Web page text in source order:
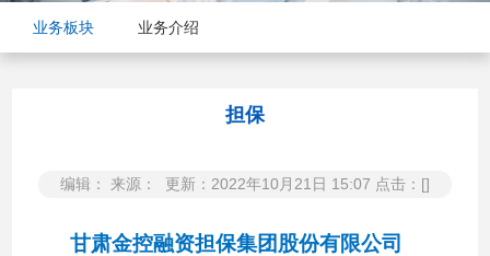
业务板块 业务介绍
担保
编辑： 来源： 更新：2022年10月21日 15:07 点击：[]
甘肃金控融资担保集团股份有限公司